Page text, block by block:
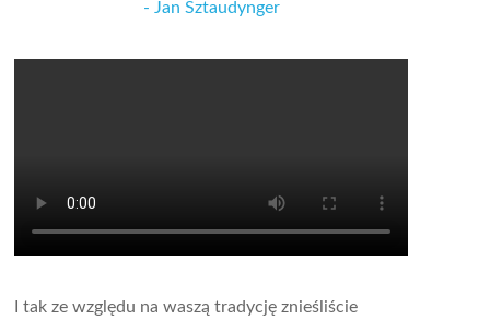
- Jan Sztaudynger
I tak ze względu na waszą tradycję znieśliście